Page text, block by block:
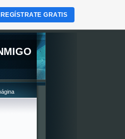
REGÍSTRATE GRATIS